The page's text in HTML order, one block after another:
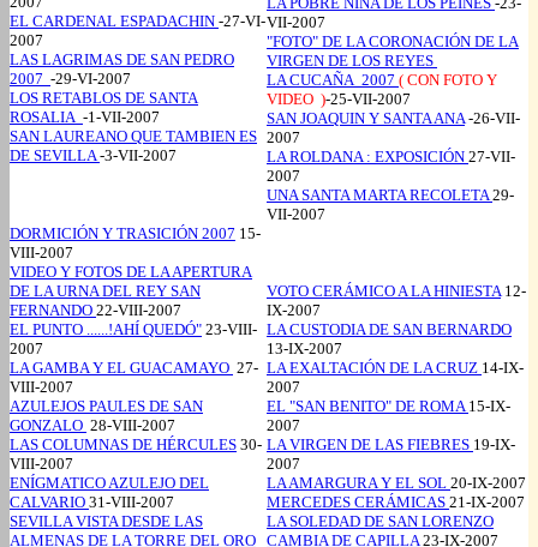
EL CARDENAL ESPADACHIN -27-VI-
2007
LAS LAGRIMAS DE SAN PEDRO
2007 -29-VI-2007
LOS RETABLOS DE SANTA
ROSALIA -1-VII-2007
SAN LAUREANO QUE TAMBIEN ES
DE SEVILLA-3-VII-2007
VII-2007
"FOTO" DE LA CORONACIÓN DE LA
VIRGEN DE LOS REYES
LA CUCAÑA 2007 ( CON FOTO Y
VIDEO )-25-VII-2007
SAN JOAQUIN Y SANTA ANA-26-VII-
2007
LA ROLDANA : EXPOSICIÓN 27-VII-
2007
UNA SANTA MARTA RECOLETA29-
VII-2007
DORMICIÓN Y TRASICIÓN 2007 15-
VIII-2007
VIDEO Y FOTOS DE LA APERTURA
DE LA URNA DEL REY SAN
FERNANDO 22-VIII-2007
EL PUNTO ......!AHÍ QUEDÓ" 23-VIII-
2007
LA GAMBA Y EL GUACAMAYO 27-
VIII-2007
AZULEJOS PAULES DE SAN
GONZALO 28-VIII-2007
LAS COLUMNAS DE HÉRCULES 30-
VIII-2007
ENÍGMATICO AZULEJO DEL
CALVARIO 31-VIII-2007
SEVILLA VISTA DESDE LAS
ALMENAS DE LA TORRE DEL ORO
VOTO CERÁMICO A LA HINIESTA12-
IX-2007
LA CUSTODIA DE SAN BERNARDO
13-IX-2007
LA EXALTACIÓN DE LA CRUZ 14-IX-
2007
EL "SAN BENITO" DE ROMA15-IX-
2007
LA VIRGEN DE LAS FIEBRES 19-IX-
2007
LA AMARGURA Y EL SOL 20-IX-2007
MERCEDES CERÁMICAS 21-IX-2007
LA SOLEDAD DE SAN LORENZO
CAMBIA DE CAPILLA23-IX-2007